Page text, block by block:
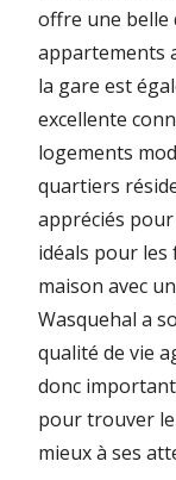
offre une belle
appartements
la gare est
excellente
logements
quartiers
appréciés
idéals pour les
maison avec
Wasquehal a
qualité de vie
donc
pour trouver
mieux à ses